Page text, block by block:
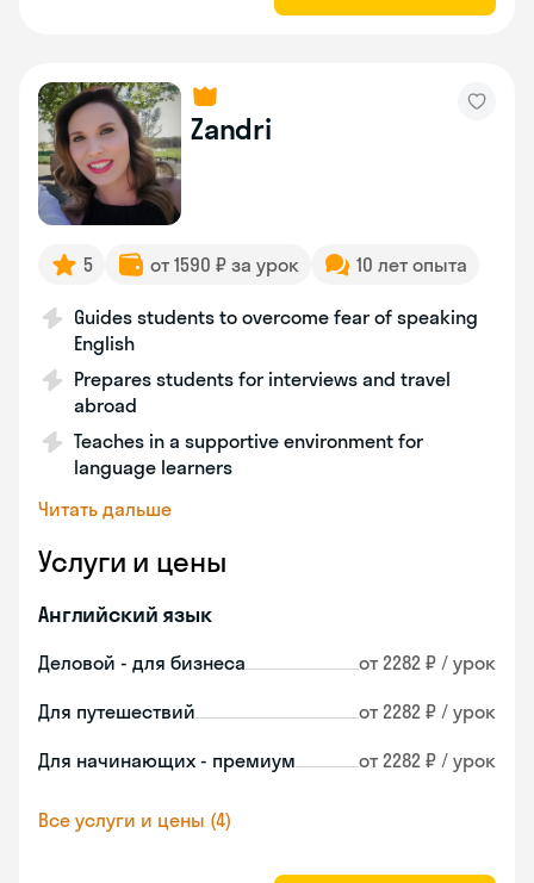
Zandri
5 от 1590 ₽ за урок 10 лет опыта
Guides students to overcome fear of speaking
English
Prepares students for interviews and travel
abroad
Teaches in a supportive environment for
language learners
Читать дальше
Услуги и цены
Английский язык
Деловой - для бизнеса от 2282 ₽ / урок
Для путешествий от 2282 ₽ / урок
Для начинающих - премиум от 2282 ₽ / урок
Все услуги и цены (4)